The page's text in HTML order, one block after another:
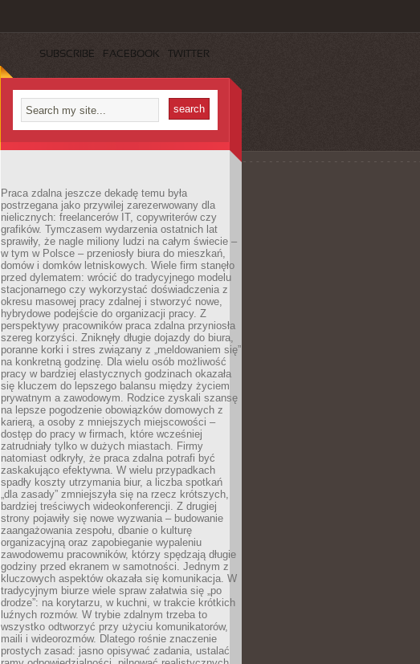
SUBSCRIBE FACEBOOK TWITTER
Praca zdalna jeszcze dekadę temu była
postrzegana jako przywilej zarezerwowany dla
nielicznych: freelancerów IT, copywriterów czy
grafików. Tymczasem wydarzenia ostatnich lat
sprawiły, że nagle miliony ludzi na całym świecie –
w tym w Polsce – przeniosły biura do mieszkań,
domów i domków letniskowych. Wiele firm stanęło
przed dylematem: wrócić do tradycyjnego modelu
stacjonarnego czy wykorzystać doświadczenia z
okresu masowej pracy zdalnej i stworzyć nowe,
hybrydowe podejście do organizacji pracy. Z
perspektywy pracowników praca zdalna przyniosła
szereg korzyści. Zniknęły długie dojazdy do biura,
poranne korki i stres związany z „meldowaniem się”
na konkretną godzinę. Dla wielu osób możliwość
pracy w bardziej elastycznych godzinach okazała
się kluczem do lepszego balansu między życiem
prywatnym a zawodowym. Rodzice zyskali szansę
na lepsze pogodzenie obowiązków domowych z
karierą, a osoby z mniejszych miejscowości –
dostęp do pracy w firmach, które wcześniej
zatrudniały tylko w dużych miastach. Firmy
natomiast odkryły, że praca zdalna potrafi być
zaskakująco efektywna. W wielu przypadkach
spadły koszty utrzymania biur, a liczba spotkań
„dla zasady” zmniejszyła się na rzecz krótszych,
bardziej treściwych wideokonferencji. Z drugiej
strony pojawiły się nowe wyzwania – budowanie
zaangażowania zespołu, dbanie o kulturę
organizacyjną oraz zapobieganie wypaleniu
zawodowemu pracowników, którzy spędzają długie
godziny przed ekranem w samotności. Jednym z
kluczowych aspektów okazała się komunikacja. W
tradycyjnym biurze wiele spraw załatwia się „po
drodze”: na korytarzu, w kuchni, w trakcie krótkich
luźnych rozmów. W trybie zdalnym trzeba to
wszystko odtworzyć przy użyciu komunikatorów,
maili i wideorozmów. Dlatego rośnie znaczenie
prostych zasad: jasno opisywać zadania, ustalać